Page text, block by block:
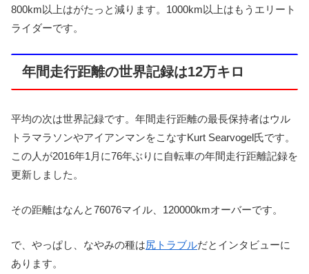
800km以上はがたっと減ります。1000km以上はもうエリート
ライダーです。
年間走行距離の世界記録は12万キロ
平均の次は世界記録です。年間走行距離の最長保持者はウル
トラマラソンやアイアンマンをこなすKurt Searvogel氏です。
この人が2016年1月に76年ぶりに自転車の年間走行距離記録を
更新しました。
その距離はなんと76076マイル、120000kmオーバーです。
で、やっぱし、なやみの種は尻トラブルだとインタビューに
あります。